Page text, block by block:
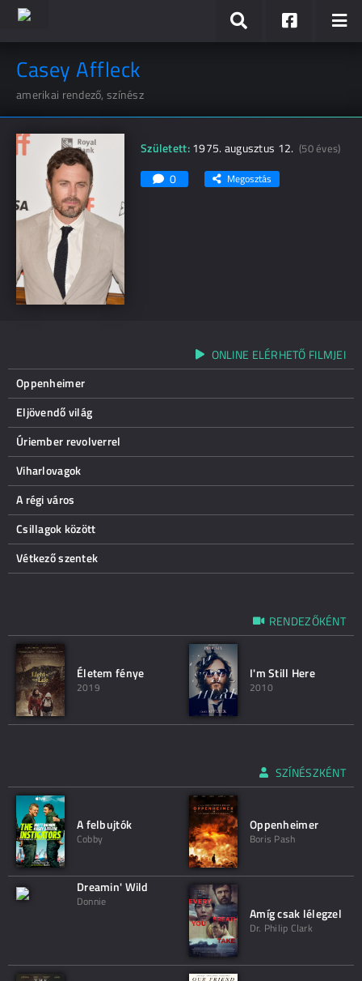
Casey Affleck
amerikai rendező, színész
Született:1975. augusztus 12. (50 éves)
0 Megosztás
ONLINE ELÉRHETŐ FILMJEI
Oppenheimer
Eljövendő világ
Úriember revolverrel
Viharlovagok
A régi város
Csillagok között
Vétkező szentek
RENDEZŐKÉNT
Életem fénye
2019
I'm Still Here
2010
SZÍNÉSZKÉNT
A felbujtók
Cobby
Oppenheimer
Boris Pash
Dreamin' Wild
Donnie
Amíg csak lélegzel
Dr. Philip Clark